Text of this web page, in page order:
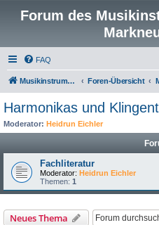
Forum des
FAQ
Musikinstrumenten-Museum Foren-Übersicht
Harmonikas und
Moderator: Heidrun Eichler
Fachliteratur
Moderator: Heidrun Eichler
Themen: 1
Neues Thema